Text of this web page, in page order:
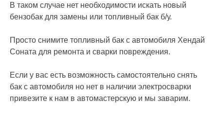
В таком случае нет необходимости искать новый
бензобак для замены или топливный бак б/у.
Просто снимите топливный бак с автомобиля Хендай
Соната для ремонта и сварки повреждения.
Если у вас есть возможность самостоятельно снять
бак с автомобиля но нет в наличии электросварки
привезите к нам в автомастерскую и мы заварим.